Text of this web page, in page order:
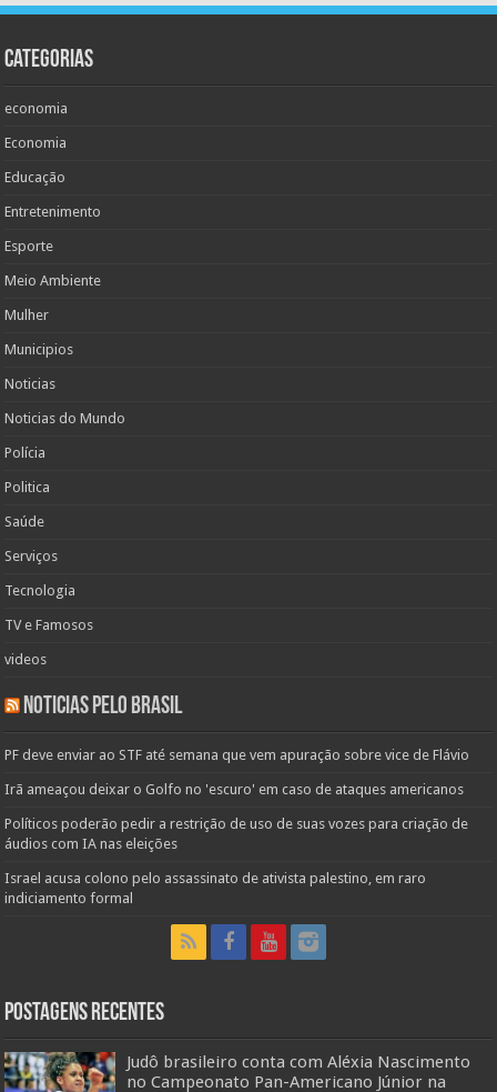
Categorias
economia
Economia
Educação
Entretenimento
Esporte
Meio Ambiente
Mulher
Municipios
Noticias
Noticias do Mundo
Polícia
Politica
Saúde
Serviços
Tecnologia
TV e Famosos
videos
Noticias pelo Brasil
PF deve enviar ao STF até semana que vem apuração sobre vice de Flávio
Irã ameaçou deixar o Golfo no 'escuro' em caso de ataques americanos
Políticos poderão pedir a restrição de uso de suas vozes para criação de
áudios com IA nas eleições
Israel acusa colono pelo assassinato de ativista palestino, em raro
indiciamento formal
Postagens Recentes
Judô brasileiro conta com Aléxia Nascimento
no Campeonato Pan-Americano Júnior na